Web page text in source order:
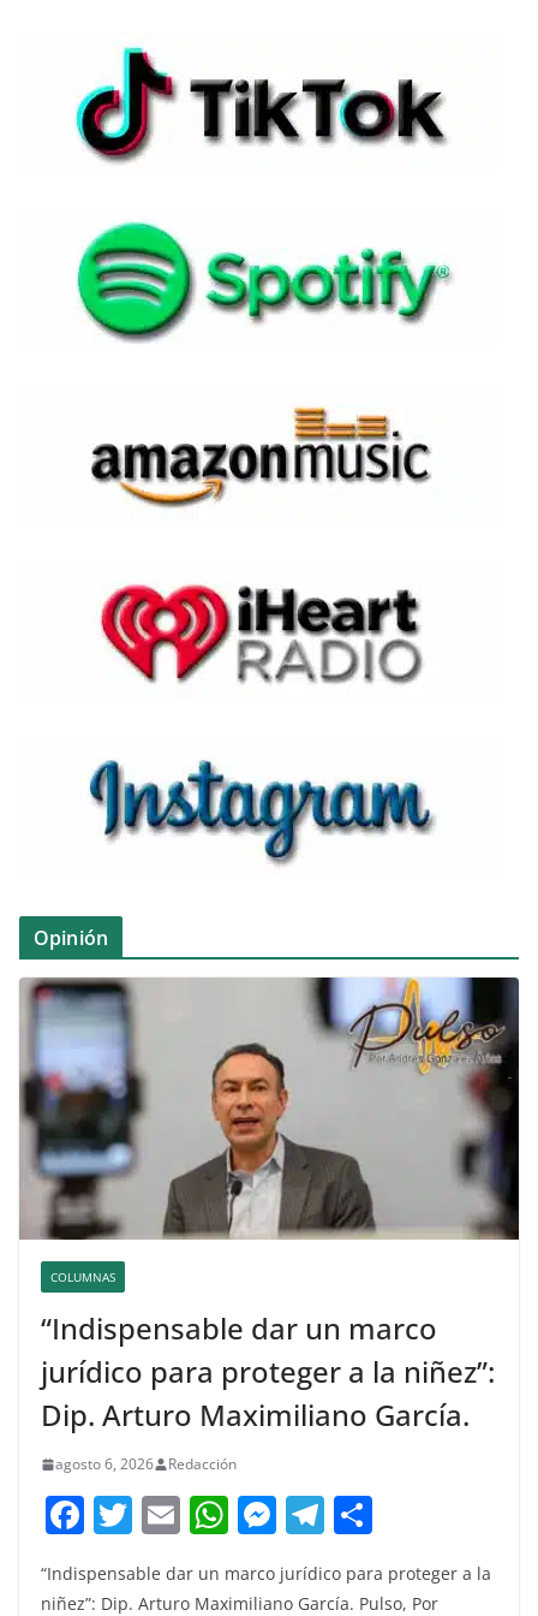
Opinión
COLUMNAS
“Indispensable dar un marco
jurídico para proteger a la niñez”:
Dip. Arturo Maximiliano García.
agosto 6, 2026 Redacción
F
c
T
w
itt
E
ai
W
at
M
e
ss
T
e m
“Indispensable dar un marco jurídico para proteger a la
niñez”: Dip. Arturo Maximiliano García. Pulso, Por